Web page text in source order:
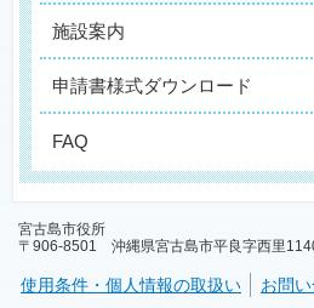
施設案内
申請書様式ダウンロード
FAQ
宮古島市役所
〒906-8501 沖縄県宮古島市平良字西里
使用条件・個人情報の取扱い お問